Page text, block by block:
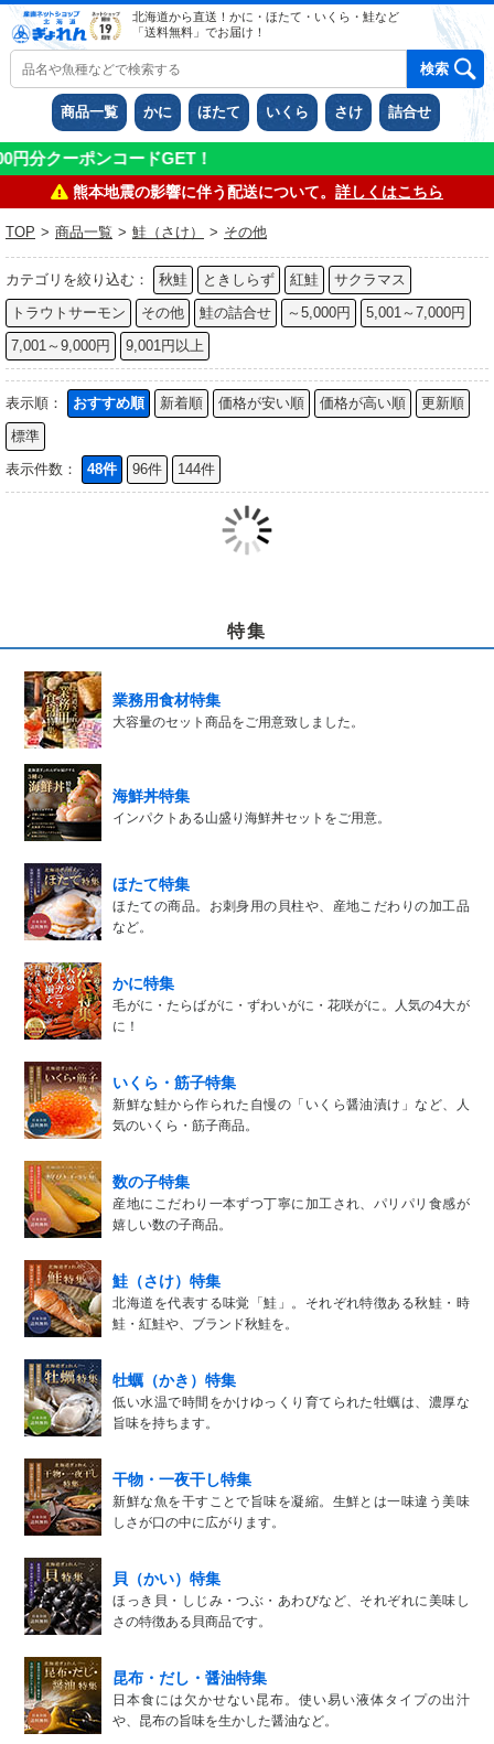
北海道から直送！かに・ほたて・いくら・鮭など
「送料無料」でお届け！
商品一覧 かに ほたて いくら さけ 詰合せ
ーポンコードGET！
熊本地震の影響に伴う配送について。 詳しくはこちら
TOP > 商品一覧 > 鮭（さけ） > その他
カテゴリを絞り込む： 秋鮭 ときしらず 紅鮭
サクラマス
トラウトサーモン
その他 鮭の詰合せ ～5,000円
5,001～7,000円
7,001～9,000円
9,001円以上
表示順： おすすめ順 新着順 価格が安い順 価格が高い順
更新順
標準
表示件数：
48件 96件 144件
特集
業務用食材特集
大容量のセット商品をご用意致しました。
海鮮丼特集
インパクトある山盛り海鮮丼セットをご用意。
ほたて特集
ほたての商品。お刺身用の貝柱や、産地こだわりの加工品
など。
かに特集
毛がに・たらばがに・ずわいがに・花咲がに。人気の4大が
に！
いくら・筋子特集
新鮮な鮭から作られた自慢の「いくら醤油漬け」など、人
気のいくら・筋子商品。
数の子特集
産地にこだわり一本ずつ丁寧に加工され、パリパリ食感が
嬉しい数の子商品。
鮭（さけ）特集
北海道を代表する味覚「鮭」。それぞれ特徴ある秋鮭・時
鮭・紅鮭や、ブランド秋鮭を。
牡蠣（かき）特集
低い水温で時間をかけゆっくり育てられた牡蠣は、濃厚な
旨味を持ちます。
干物・一夜干し特集
新鮮な魚を干すことで旨味を凝縮。生鮮とは一味違う美味
しさが口の中に広がります。
貝（かい）特集
ほっき貝・しじみ・つぶ・あわびなど、それぞれに美味し
さの特徴ある貝商品です。
昆布・だし・醤油特集
日本食には欠かせない昆布。使い易い液体タイプの出汁
や、昆布の旨味を生かした醤油など。